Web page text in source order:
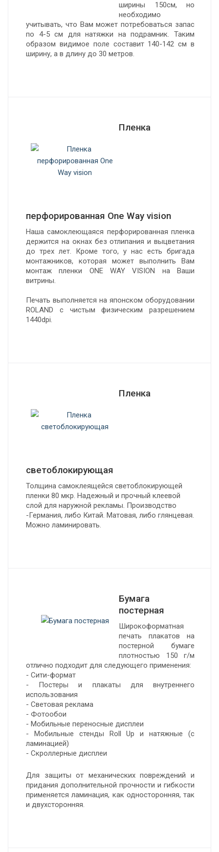
ширины 150см, но
необходимо
учитывать, что Вам может потребоваться запас
по 4-5 см для натяжки на подрамник. Таким
образом видимое поле составит 140-142 см в
ширину, а в длину до 30 метров.
Пленка
перфорированная One Way vision
Наша самоклеющаяся перфорированная пленка
держится на окнах без отлипания и выцветания
до трех лет. Кроме того, у нас есть бригада
монтажников, которая может выполнить Вам
монтаж пленки ONE WAY VISION на Ваши
витрины.
Печать выполняется на японском оборудовании
ROLAND с чистым физическим разрешением
1440dpi.
Пленка
светоблокирующая
Толщина самоклеящейся светоблокирующей
пленки 80 мкр. Надежный и прочный клеевой
слой для наружной рекламы. Производство
-Германия, либо Китай. Матовая, либо глянцевая.
Можно ламинировать.
Бумага
постерная
Широкоформатная
печать плакатов на
постерной бумаге
плотностью 150 г/м
отлично подходит для следующего применения:
- Сити-формат
- Постеры и плакаты для внутреннего
использования
- Световая реклама
- Фотообои
- Мобильные переносные дисплеи
- Мобильные стенды Roll Up и натяжные (с
ламинацией)
- Скроллерные дисплеи
Для защиты от механических повреждений и
придания дополнительной прочности и гибкости
применяется ламинация, как односторонняя, так
и двухсторонняя.